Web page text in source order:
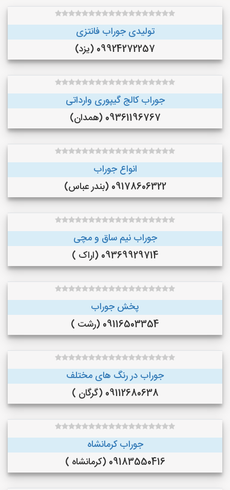
تولیدی جوراب فانتزی
09924272257 (یزد)
جوراب کالج گیپوری وارداتی
09361196767 (همدان)
انواع جوراب
09178606322 (بندر عباس)
جوراب نیم ساق و مچی
09369929714 (اراک )
پخش جوراب
09116503354 (رشت )
جوراب در رنگ‌ های مختلف
09112680638 (گرگان )
جوراب کرمانشاه
09183550416 (کرمانشاه )